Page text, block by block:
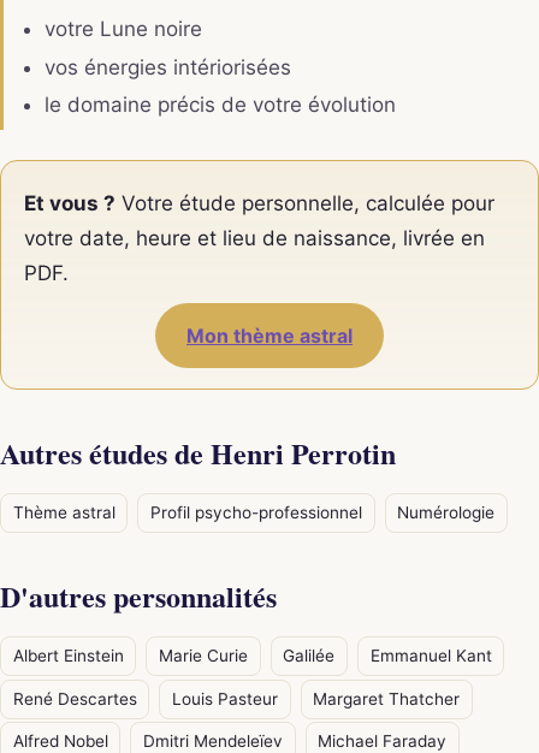
votre Lune noire
vos énergies intériorisées
le domaine précis de votre évolution
Et vous ? Votre étude personnelle, calculée pour
votre date, heure et lieu de naissance, livrée en
PDF.
Mon thème astral
Autres études de Henri Perrotin
Thème astral Profil psycho-professionnel Numérologie
D'autres personnalités
Albert Einstein Marie Curie Galilée Emmanuel Kant
René Descartes Louis Pasteur Margaret Thatcher
Alfred Nobel Dmitri Mendeleïev Michael Faraday